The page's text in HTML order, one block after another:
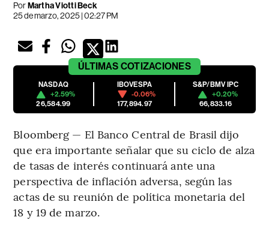
PorMartha Viotti Beck
25 de marzo, 2025 | 02:27 PM
ÚLTIMAS COTIZACIONES
NASDAQ
+2.59%
26,584.99
IBOVESPA
-0.06%
177,894.97
S&P/BMV IPC
+0.20%
66,833.16
Bloomberg — El Banco Central de Brasil dijo
que era importante señalar que su ciclo de alza
de tasas de interés continuará ante una
perspectiva de inflación adversa, según las
actas de su reunión de política monetaria del
18 y 19 de marzo.